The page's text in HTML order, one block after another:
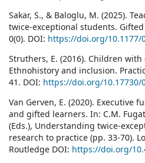
Sakar, S., & Baloglu, M. (2025).
twice-exceptional students.
0(0). DOI: https://doi.org/10.1177/
Struthers, E. (2016). Children
Ethnohistory and inclusion.
41. DOI: https://doi.org/10.17730/
Van Gerven, E. (2020). Executive
and gifted learners. In: C.M.
(Eds.), Understanding twice-
research to practice (pp. 33-70).
Routledge DOI: https://doi.org/